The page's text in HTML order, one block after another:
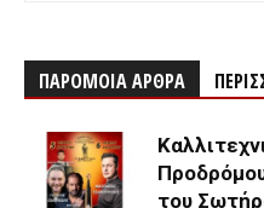
ΠΑΡΟΜΟΙΑ ΑΡΘΡΑ
του